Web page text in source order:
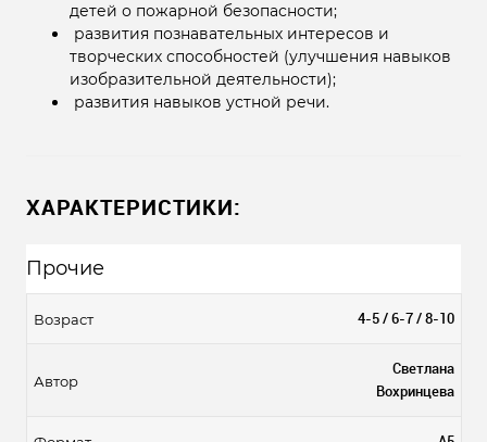
детей о пожарной безопасности;
развития познавательных интересов и
творческих способностей (улучшения навыков
изобразительной деятельности);
развития навыков устной речи.
ХАРАКТЕРИСТИКИ:
Прочие
Возраст 4-5 / 6-7 / 8-10
Автор
Светлана
Вохринцева